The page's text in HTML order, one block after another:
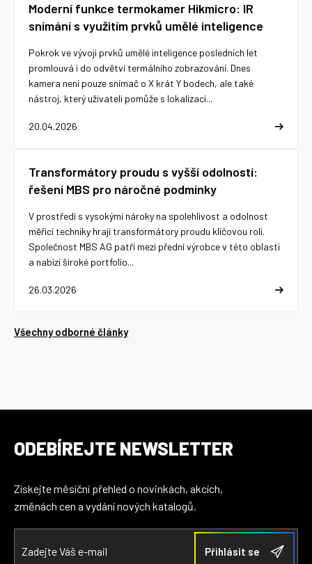
Moderní funkce termokamer Hikmicro: IR
snímání s využitím prvků umělé inteligence
20.04.2026
Pokrok ve vývoji prvků umělé inteligence posledních let
promlouvá i do odvětví termálního zobrazování. Dnes
kamera není pouze snímač o X krát Y bodech, ale také
nástroj, který uživateli pomůže s lokalizací...
Transformátory proudu s vyšší odolností:
řešení MBS pro náročné podmínky
26.03.2026
V prostředí s vysokými nároky na spolehlivost a odolnost
měřicí techniky hrají transformátory proudu klíčovou roli.
Společnost MBS AG patří mezi přední výrobce v této oblasti
a nabízí široké portfolio...
Všechny odborné články
ODEBÍREJTE NEWSLETTER
Získejte měsíční přehled o novinkách, akcích,
změnách cen a vydání nových katalogů.